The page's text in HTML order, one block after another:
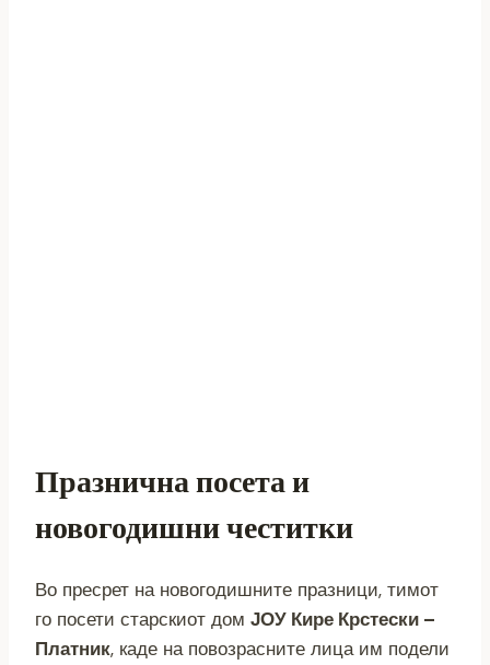
Празнична посета и
новогодишни честитки
Во пресрет на новогодишните празници, тимот
го посети старскиот дом ЈОУ Кире Крстески –
Платник, каде на повозрасните лица им подели